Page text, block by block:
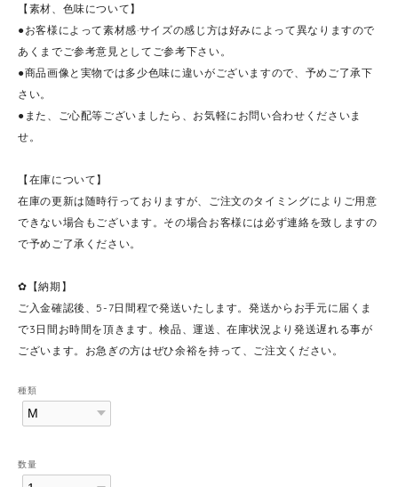
【素材、色味について】
●お客様によって素材感·サイズの感じ方は好みによって異なりますので
あくまでご参考意見としてご参考下さい。
●商品画像と実物では多少色味に違いがございますので、予めご了承下
さい。
●また、ご心配等ございましたら、お気軽にお問い合わせくださいま
せ。
【在庫について】
在庫の更新は随時行っておりますが、ご注文のタイミングによりご用意
できない場合もございます。その場合お客様には必ず連絡を致しますの
で予めご了承ください。
✿【納期】
ご入金確認後、5-7日間程で発送いたします。発送からお手元に届くま
で3日間お時間を頂きます。検品、運送、在庫状況より発送遅れる事が
ございます。お急ぎの方はぜひ余裕を持って、ご注文ください。
種類
数量